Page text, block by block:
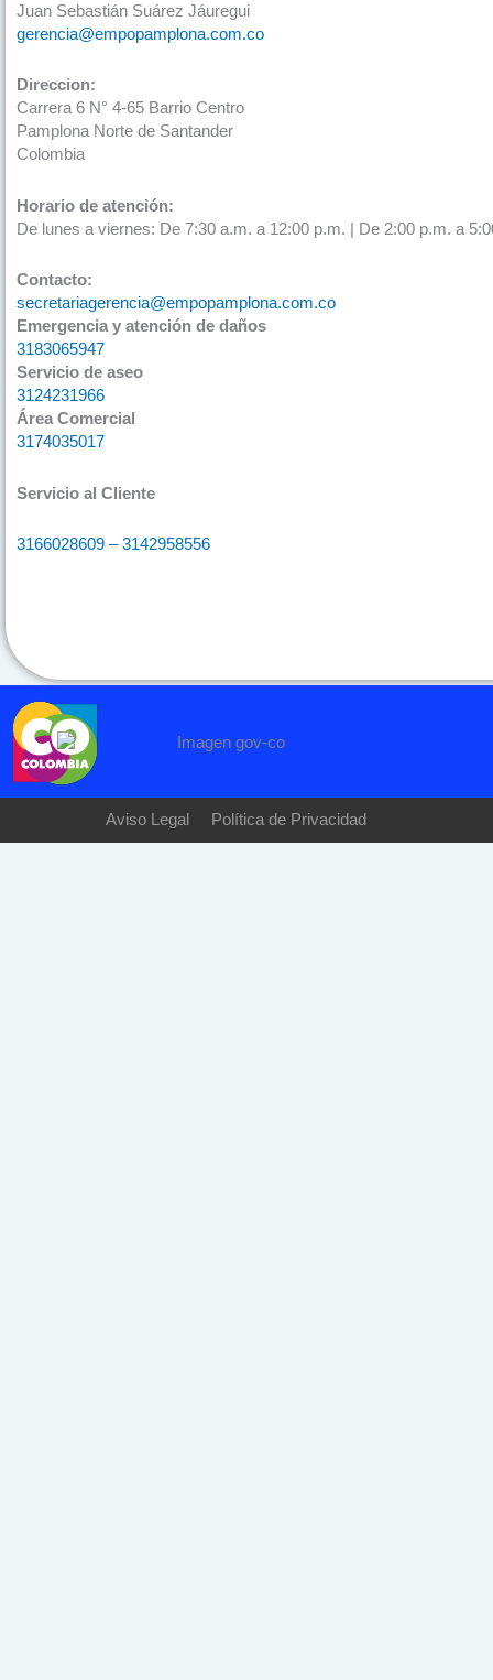
Juan Sebastián Suárez Jáuregui
gerencia@empopamplona.com.co
Direccion:
Carrera 6 N° 4-65 Barrio Centro
Pamplona Norte de Santander
Colombia
Horario de atención:
De lunes a viernes: De 7:30 a.m. a 12:00 p.m. | De 2:00 p.m. a
Contacto:
secretariagerencia@empopamplona.com.co
Emergencia y atención de daños
3183065947
Servicio de aseo
3124231966
Área Comercial
3174035017
Servicio al Cliente
3166028609 – 3142958556
Aviso Legal Política de Privacidad